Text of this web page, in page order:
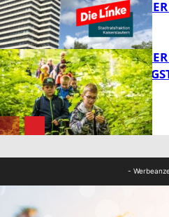
FB Gesundheit
FB News
MIT DEM
-